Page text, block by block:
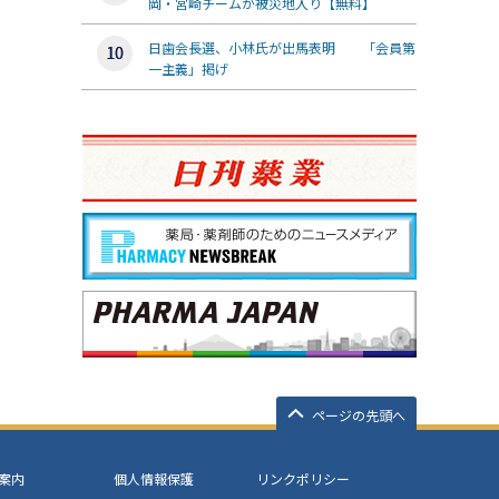
日歯会長選、小林氏が出馬表明 「会員第
一主義」掲げ
ページの先頭へ
内 個人情報保護
リンクポリシー